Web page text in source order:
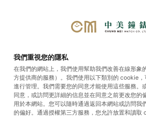
專題文章
我們重視您的隱私
在我們的網站上，我們使用幫助我們改善在線形象
方提供商的服務）。我們使用以下類別的 cookie
進行管理。我們需要您的同意才能使用這些服務。
同意，或訪問更詳細的信息並在同意之前更改您的
用於本網站。您可以隨時通過返回本網站或訪問我
的偏好。通過授權第三方服務，您允許放置和讀取